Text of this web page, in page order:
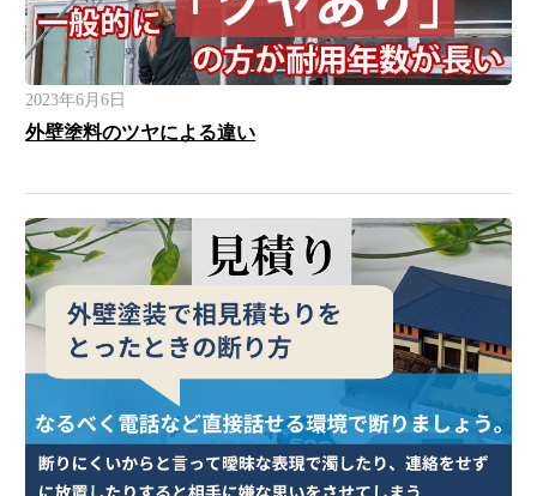
2023年6月6日
外壁塗料のツヤによる違い